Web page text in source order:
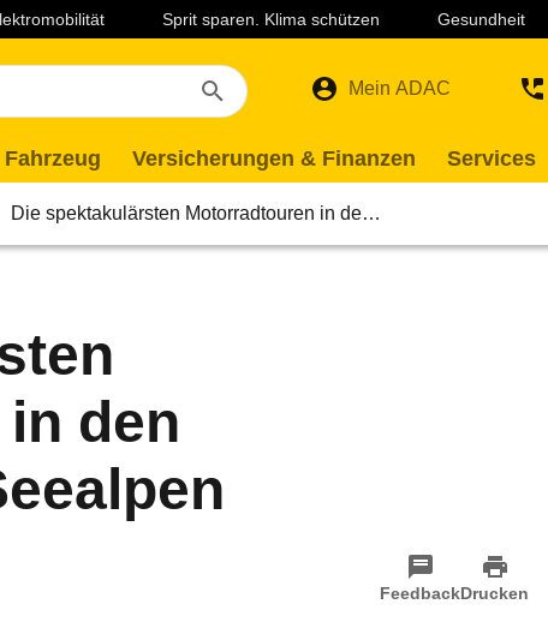
Sprit sparen. Klima schützen Gesundheit
Mein ADAC
Versicherungen & Finanzen Services
Die spektakulärsten Motorradtouren in de…
den
FeedbackDrucken